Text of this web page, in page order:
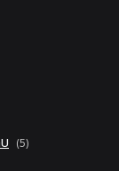
55
produktů